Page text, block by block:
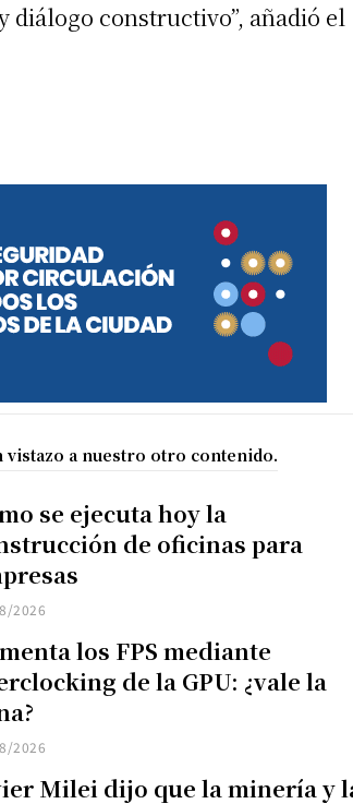
diálogo constructivo”, añadió el
vistazo a nuestro otro contenido.
se ejecuta hoy la
de oficinas para
2026
los FPS mediante
de la GPU: ¿vale la
2026
Milei dijo que la minería y